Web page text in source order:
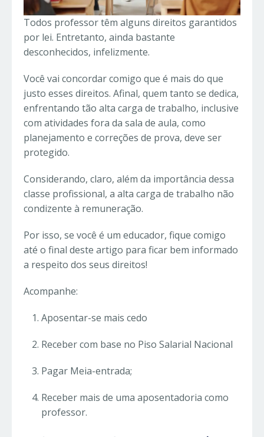
Todos professor têm alguns direitos garantidos
por lei. Entretanto, ainda bastante
desconhecidos, infelizmente.
Você vai concordar comigo que é mais do que
justo esses direitos. Afinal, quem tanto se dedica,
enfrentando tão alta carga de trabalho, inclusive
com atividades fora da sala de aula, como
planejamento e correções de prova, deve ser
protegido.
Considerando, claro, além da importância dessa
classe profissional, a alta carga de trabalho não
condizente à remuneração.
Por isso, se você é um educador, fique comigo
até o final deste artigo para ficar bem informado
a respeito dos seus direitos!
Acompanhe:
Aposentar-se mais cedo
Receber com base no Piso Salarial Nacional
Pagar Meia-entrada;
Receber mais de uma aposentadoria como
professor.